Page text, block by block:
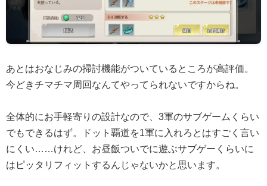
あとはおなじみの掃討機能がついているところが高評価。
今どきチマチマ周回なんてやってられないですからね。
全体的にお手軽寄りの設計なので、3軍のサブゲームくらい
でもできるはず。ドット覇道を1軍に入れろとはすごく言い
にくい……けれど、お昼飯ついでに遊ぶサブゲーくらいに
はピッタリフィットするんじゃないかと思います。